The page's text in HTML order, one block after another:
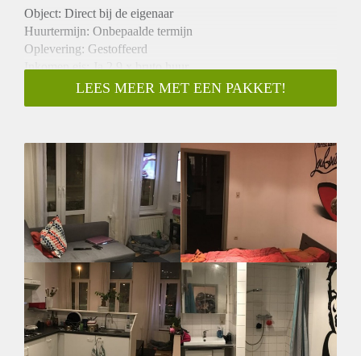
Object: Direct bij de eigenaar
Huurtermijn: Onbepaalde termijn
Oplevering: Gestoffeerd
Inkomen eis: Ja 2,9 x bruto huur
Garantiestelling mogelijk: Ja
Borg: 1 maand
Gedeelde keuken: Nee
Gedeelde Douche: Nee
Gedeelde woonkamer: Nee
Huisgenoten: Nee
Geslacht huisgenoten: N.v.t.
LEES MEER MET EEN PAKKET!